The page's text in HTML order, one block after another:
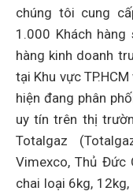
chúng tôi cung
1.000 Khách
hàng kinh doanh
tại Khu vực
hiện đang phân
uy tín trên thị
Totalgaz
Vimexco, Thủ Đức
chai loại 6kg,